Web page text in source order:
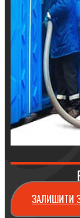
ЗАЛИШИТИ